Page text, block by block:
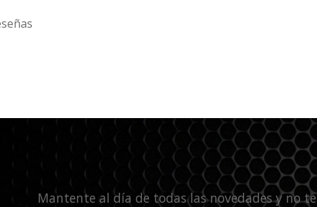
Mantente al día de todas las novedades y no te